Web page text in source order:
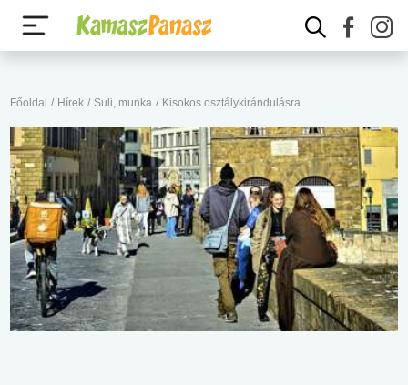
Főoldal / Hírek / Suli, munka / Kisokos osztálykirándulásra